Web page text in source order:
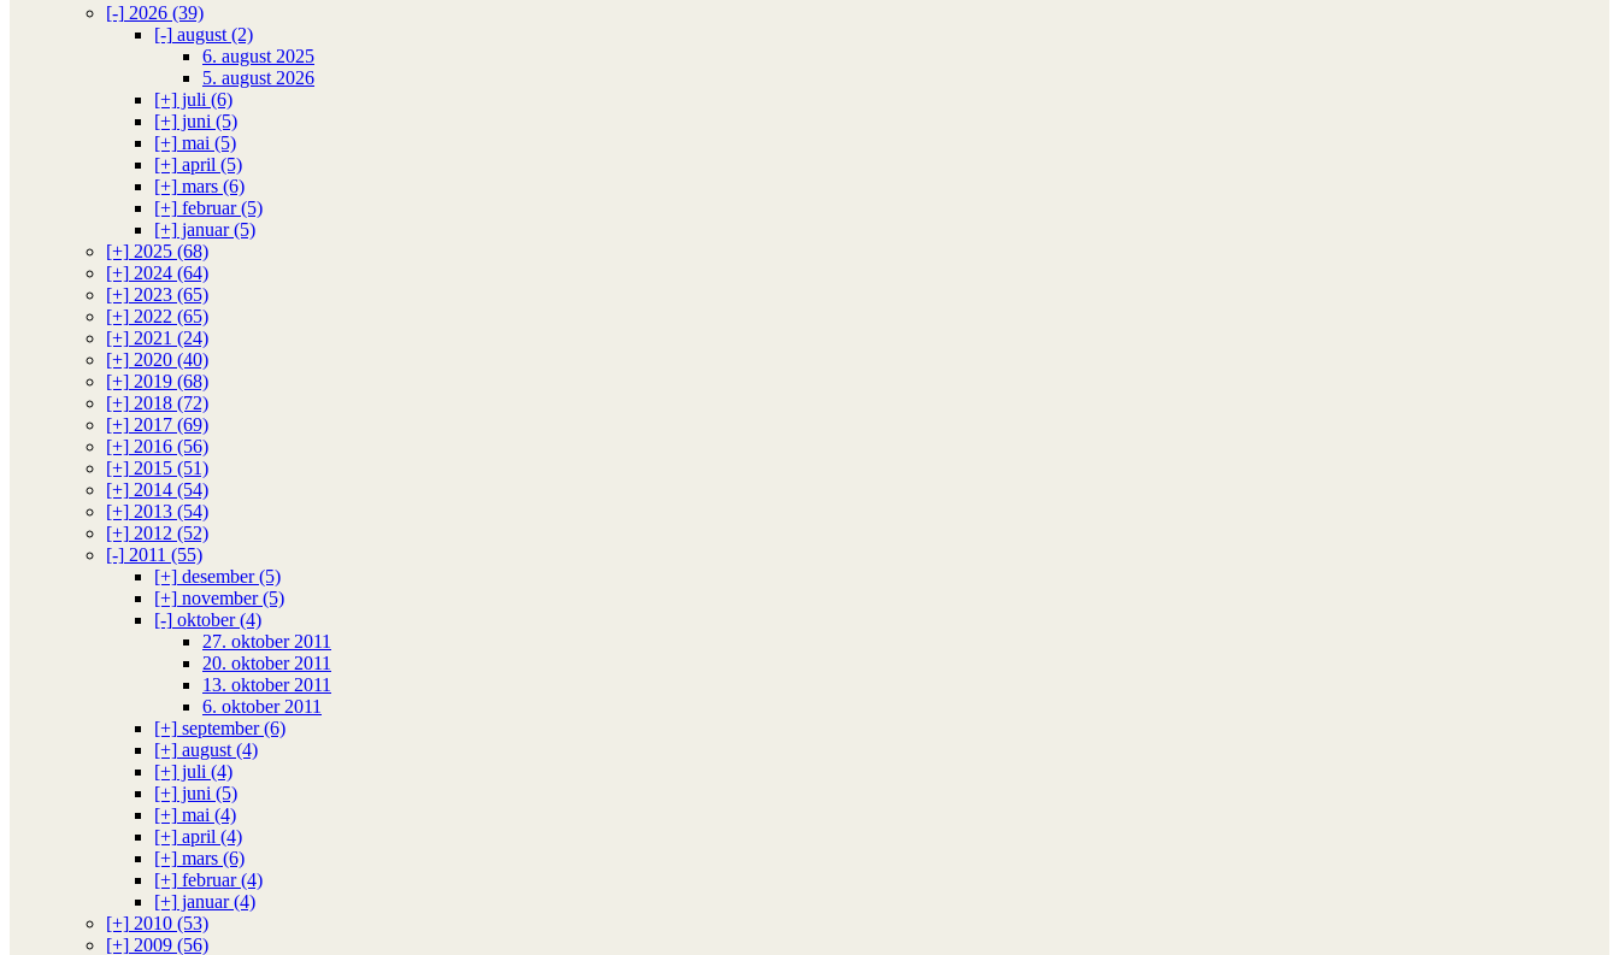
[-] 2026 (39)
[-] august (2)
6. august 2025
5. august 2026
[+] juli (6)
[+] juni (5)
[+] mai (5)
[+] april (5)
[+] mars (6)
[+] februar (5)
[+] januar (5)
[+] 2025 (68)
[+] 2024 (64)
[+] 2023 (65)
[+] 2022 (65)
[+] 2021 (24)
[+] 2020 (40)
[+] 2019 (68)
[+] 2018 (72)
[+] 2017 (69)
[+] 2016 (56)
[+] 2015 (51)
[+] 2014 (54)
[+] 2013 (54)
[+] 2012 (52)
[-] 2011 (55)
[+] desember (5)
[+] november (5)
[-] oktober (4)
27. oktober 2011
20. oktober 2011
13. oktober 2011
6. oktober 2011
[+] september (6)
[+] august (4)
[+] juli (4)
[+] juni (5)
[+] mai (4)
[+] april (4)
[+] mars (6)
[+] februar (4)
[+] januar (4)
[+] 2010 (53)
[+] 2009 (56)